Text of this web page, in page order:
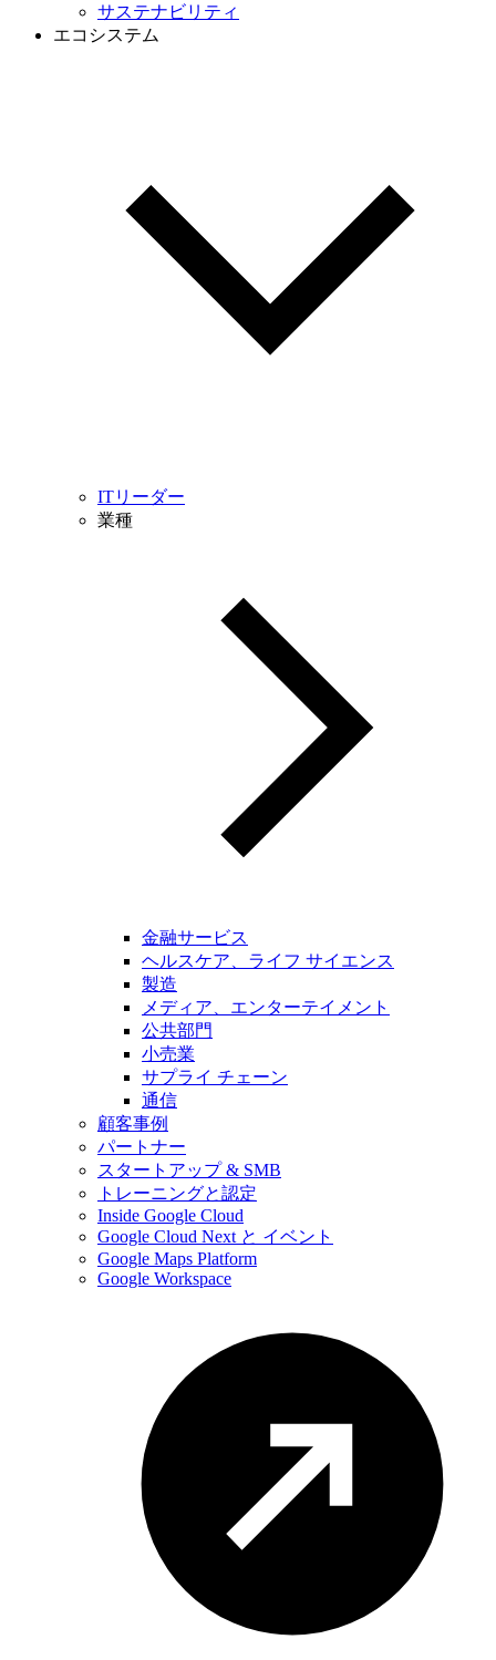
サステナビリティ
エコシステム
ITリーダー
業種
金融サービス
ヘルスケア、ライフ サイエンス
製造
メディア、エンターテイメント
公共部門
小売業
サプライ チェーン
通信
顧客事例
パートナー
スタートアップ & SMB
トレーニングと認定
Inside Google Cloud
Google Cloud Next と イベント
Google Maps Platform
Google Workspace